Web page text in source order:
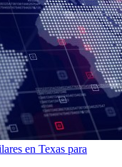
en Texas para